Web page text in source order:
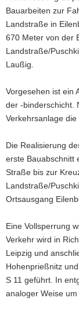
a
v
i
g
a
i
o
n
Bauarbeiten zur
Landstraße in
670 Meter von der
Landstraße/
Laußig.
Vorgesehen ist ein
der -binderschicht.
Verkehrsanlage
Die Realisierung
erste Bauabschnitt
Straße bis zur
Landstraße/
Ortsausgang
Eine Vollsperrung
Verkehr wird in
Leipzig und
Hohenprießnitz
S 11 geführt. In
analoger Weise